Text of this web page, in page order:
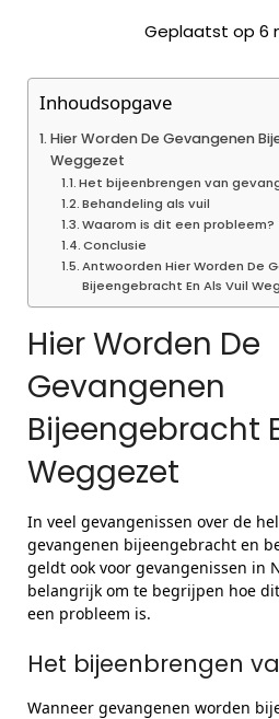
Geplaatst op 6
Inhoudsopgave
Hier Worden De Gevangenen
Weggezet
Het bijeenbrengen van
Behandeling als vuil
Waarom is dit een probleem?
Conclusie
Antwoorden Hier Worden De
Bijeengebracht En Als Vuil
Hier Worden De
Gevangenen
Bijeengebracht
Weggezet
In veel gevangenissen over de
gevangenen bijeengebracht en
geldt ook voor gevangenissen in
belangrijk om te begrijpen hoe
een probleem is.
Het bijeenbrengen
Wanneer gevangenen worden